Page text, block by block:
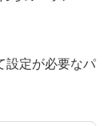
設定が必要なパ